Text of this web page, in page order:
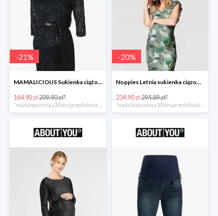
-21%
MAMALICIOUS Sukienka ciążowa -21%
164.90 zł209.90 zł*
-20%
Noppies Letnia sukienka ciązowa 'Belle' -20%
234.90 zł294.89 zł*